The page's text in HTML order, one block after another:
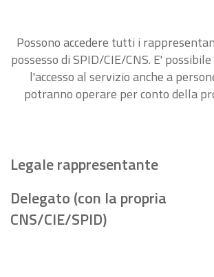
Possono accedere tutti i
possesso di SPID/CIE/CNS. E'
l'accesso al servizio anche a
potranno operare per conto della
Legale rappresentante
Delegato (con la propria
CNS/CIE/SPID)